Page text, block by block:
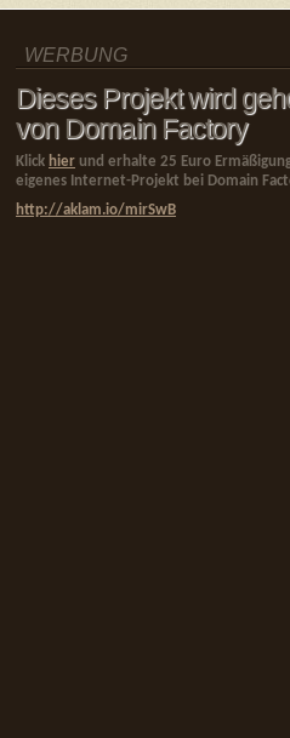
WERBUNG
Dieses Projekt wird
von Domain Factory
Klick hier und erhalte 25 Euro
eigenes Internet-Projekt bei Domain
http://aklam.io/mirSwB